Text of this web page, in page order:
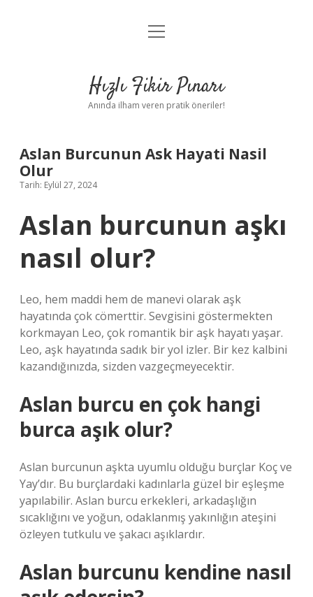
Anasayfa
Yasal Uyarı
menüyü
Hızlı Fikir Pınarı
Anında ilham veren pratik öneriler!
Aslan Burcunun Ask Hayati Nasil
Olur
Tarih: Eylül 27, 2024
Aslan burcunun aşkı
nasıl olur?
Leo, hem maddi hem de manevi olarak aşk
hayatında çok cömerttir. Sevgisini göstermekten
korkmayan Leo, çok romantik bir aşk hayatı yaşar.
Leo, aşk hayatında sadık bir yol izler. Bir kez kalbini
kazandığınızda, sizden vazgeçmeyecektir.
Aslan burcu en çok hangi
burca aşık olur?
Aslan burcunun aşkta uyumlu olduğu burçlar Koç ve
Yay’dır. Bu burçlardaki kadınlarla güzel bir eşleşme
yapılabilir. Aslan burcu erkekleri, arkadaşlığın
sıcaklığını ve yoğun, odaklanmış yakınlığın ateşini
özleyen tutkulu ve şakacı aşıklardır.
Aslan burcunu kendine nasıl